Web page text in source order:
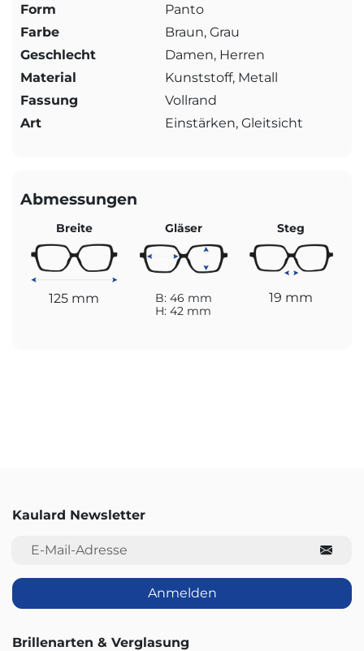
Form
Panto
Farbe
Braun, Grau
Geschlecht
Damen, Herren
Material
Kunststoff, Metall
Fassung
Vollrand
Art
Einstärken, Gleitsicht
Abmessungen
Breite
125 mm
Gläser
B: 46 mm
H: 42 mm
Steg
19 mm
Kaulard Newsletter
E-Mail-Adresse
Anmelden
Brillenarten & Verglasung